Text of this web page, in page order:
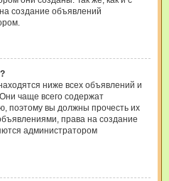
создание объявлений
ниже всех объявлений и
чаще всего содержат
поэтому вы должны прочесть их
права на создание
администратором